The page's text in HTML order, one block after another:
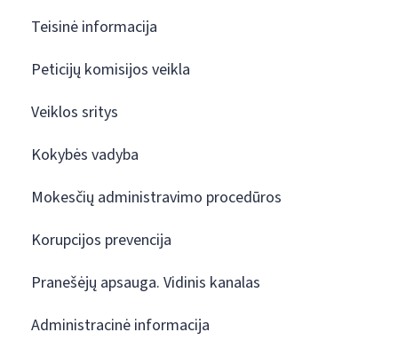
Teisinė informacija
Peticijų komisijos veikla
Veiklos sritys
Kokybės vadyba
Mokesčių administravimo procedūros
Korupcijos prevencija
Pranešėjų apsauga. Vidinis kanalas
Administracinė informacija